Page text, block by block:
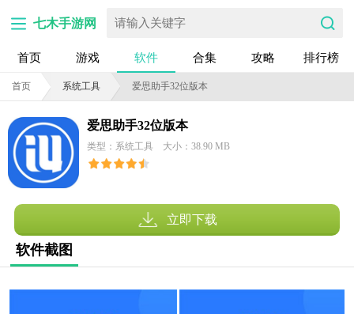
七木手游网
首页 游戏 软件 合集 攻略 排行榜
首页 系统工具 爱思助手32位版本
爱思助手32位版本
类型：系统工具 大小：38.90 MB
立即下载
软件截图